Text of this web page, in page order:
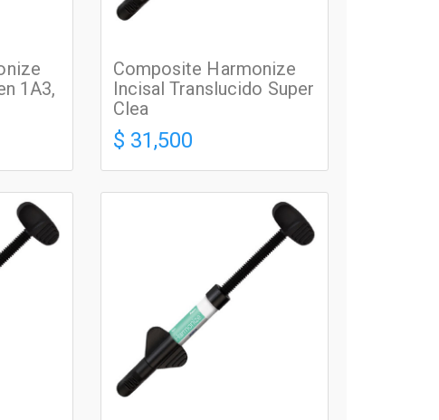
1A3,
Composite Harmonize
Incisal Translucido Super
Clea
$ 31,500
RESINAS PREMIUM